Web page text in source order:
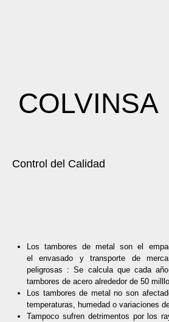
COLVINSA
Control del Calidad
Los tambores de metal son el
el
envasado y transporte de
peligrosas : Se calcula que cada
tambores de acero alrededorde 50
Los tambores de metal no son
temperaturas, humedad o variaciones
Tampoco sufrendetrimentos por los